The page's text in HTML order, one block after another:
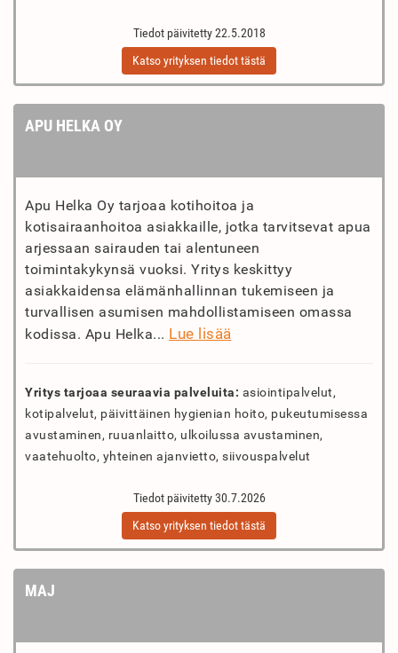
Tiedot päivitetty 22.5.2018
Katso yrityksen tiedot tästä
APU HELKA OY
Apu Helka Oy tarjoaa kotihoitoa ja
kotisairaanhoitoa asiakkaille, jotka tarvitsevat apua
arjessaan sairauden tai alentuneen
toimintakykynsä vuoksi. Yritys keskittyy
asiakkaidensa elämänhallinnan tukemiseen ja
turvallisen asumisen mahdollistamiseen omassa
kodissa. Apu Helka... Lue lisää
Yritys tarjoaa seuraavia palveluita: asiointipalvelut,
kotipalvelut, päivittäinen hygienian hoito, pukeutumisessa
avustaminen, ruuanlaitto, ulkoilussa avustaminen,
vaatehuolto, yhteinen ajanvietto, siivouspalvelut
Tiedot päivitetty 30.7.2026
Katso yrityksen tiedot tästä
MAJ